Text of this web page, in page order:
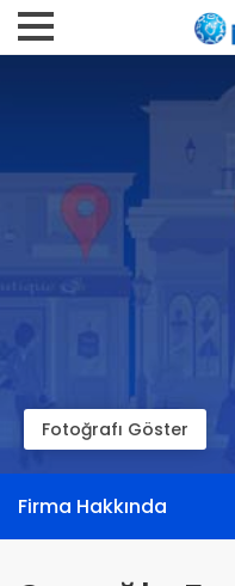
Fotoğrafı Göster
Firma Hakkında